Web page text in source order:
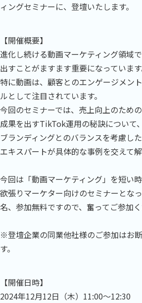
ィングセミナーに、登壇いたします。
【開催概要】
進化し続ける動画マーケティング領域
出すことがますます重要になっています
特に動画は、顧客とのエンゲージメン
ルとして注目されています。
今回のセミナーでは、売上向上のため
成果を出すTikTok運用の秘訣について、
ブランディングとのバランスを考慮し
エキスパートが具体的な事例を交えて解
今回は「動画マーケティング」を短い
欲張りマーケター向けのセミナーとな
名、参加無料ですので、奮ってご参加く
※登壇企業の同業他社様のご参加はお
す。
【開催日時】
2024年12月12日（木）11:00～12:30